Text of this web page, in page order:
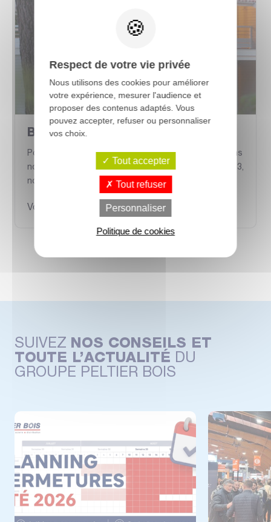
Bardage Couleur
Pour les amateurs de couleurs, nous vous proposons
nos Bardages Sivalpb Color. En épicéa traité classe 3,
nos lames de...
Voir la fiche
SUIVEZ NOS CONSEILS ET
TOUTE L’ACTUALITÉ DU
GROUPE PELTIER BOIS
Respect de votre vie privée
Nous utilisons des cookies pour améliorer
votre expérience, mesurer l'audience et
proposer des contenus adaptés. Vous
pouvez accepter, refuser ou personnaliser
vos choix.
Tout accepter
Tout refuser
Personnaliser
Politique de cookies